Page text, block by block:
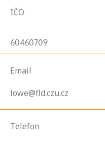
IČO
60460709
Email
lowe@fld.czu.cz
Telefon